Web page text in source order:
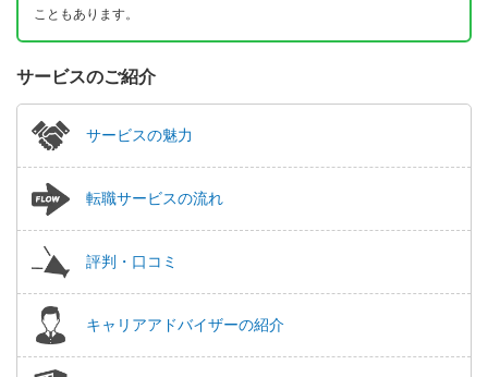
こともあります。
サービスのご紹介
サービスの魅力
転職サービスの流れ
評判・口コミ
キャリアアドバイザーの紹介